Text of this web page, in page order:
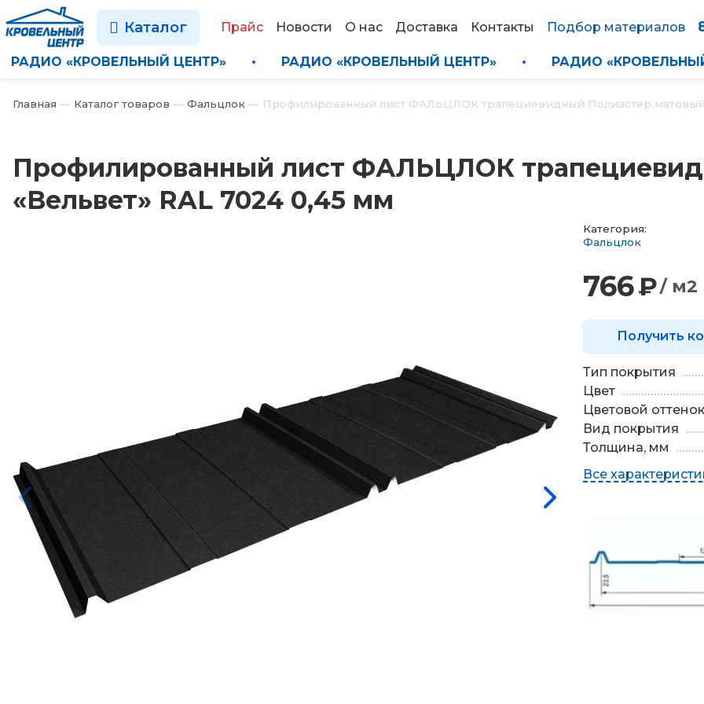
Каталог Прайс Новости О нас Доставка Контакты Подбор материалов
• РАДИО «КРОВЕЛЬНЫЙ ЦЕНТР» • РАДИО «КРОВЕЛЬНЫЙ ЦЕНТР» • РАДИО
Главная — Каталог товаров — Фальцлок — Профилированный лист ФАЛЬЦЛОК трапециевидный Полиэстер матовый
Профилированный лист ФАЛЬЦЛОК
«Вельвет» RAL 7024 0,45 мм
Категория:
Фальцлок
766₽/ м2
Получить
Тип покрытия
Цвет
Цветовой оттенок
Вид покрытия
Толщина, мм
Все